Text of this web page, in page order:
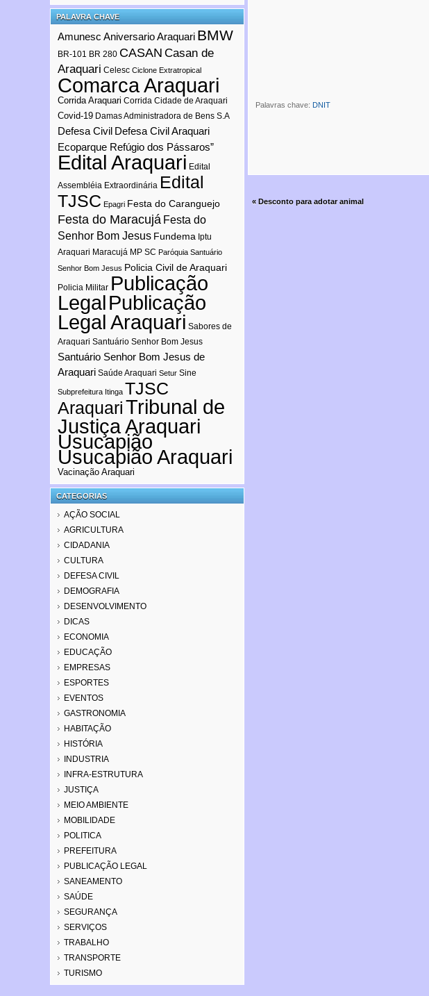
PALAVRA CHAVE
Amunesc Aniversario Araquari BMW
BR-101 BR 280 CASAN Casan de
Araquari Celesc Ciclone Extratropical
Comarca Araquari
Corrida Araquari Corrida Cidade de Araquari
Covid-19 Damas Administradora de Bens S.A
Defesa Civil Defesa Civil Araquari
Ecoparque Refúgio dos Pássaros”
Edital Araquari Edital
Assembléia Extraordinária Edital
TJSC Epagri Festa do Caranguejo
Festa do Maracujá Festa do
Senhor Bom Jesus Fundema Iptu
Araquari Maracujá MP SC Paróquia Santuário
Senhor Bom Jesus Policia Civil de Araquari
Policia Militar Publicação
LegalPublicação
Legal Araquari Sabores de
Araquari Santuário Senhor Bom Jesus
Santuário Senhor Bom Jesus de
Araquari Saúde Araquari Setur Sine
Subprefeitura Itinga TJSC
AraquariTribunal de
Justiça Araquari
Usucapião
Usucapião Araquari
Vacinação Araquari
CATEGORIAS
AÇÃO SOCIAL
AGRICULTURA
CIDADANIA
CULTURA
DEFESA CIVIL
DEMOGRAFIA
DESENVOLVIMENTO
DICAS
ECONOMIA
EDUCAÇÃO
EMPRESAS
ESPORTES
EVENTOS
GASTRONOMIA
HABITAÇÃO
HISTÓRIA
INDUSTRIA
INFRA-ESTRUTURA
JUSTIÇA
MEIO AMBIENTE
MOBILIDADE
POLITICA
PREFEITURA
PUBLICAÇÃO LEGAL
SANEAMENTO
SAÚDE
SEGURANÇA
SERVIÇOS
TRABALHO
TRANSPORTE
TURISMO
Palavras chave: DNIT
« Desconto para adotar animal